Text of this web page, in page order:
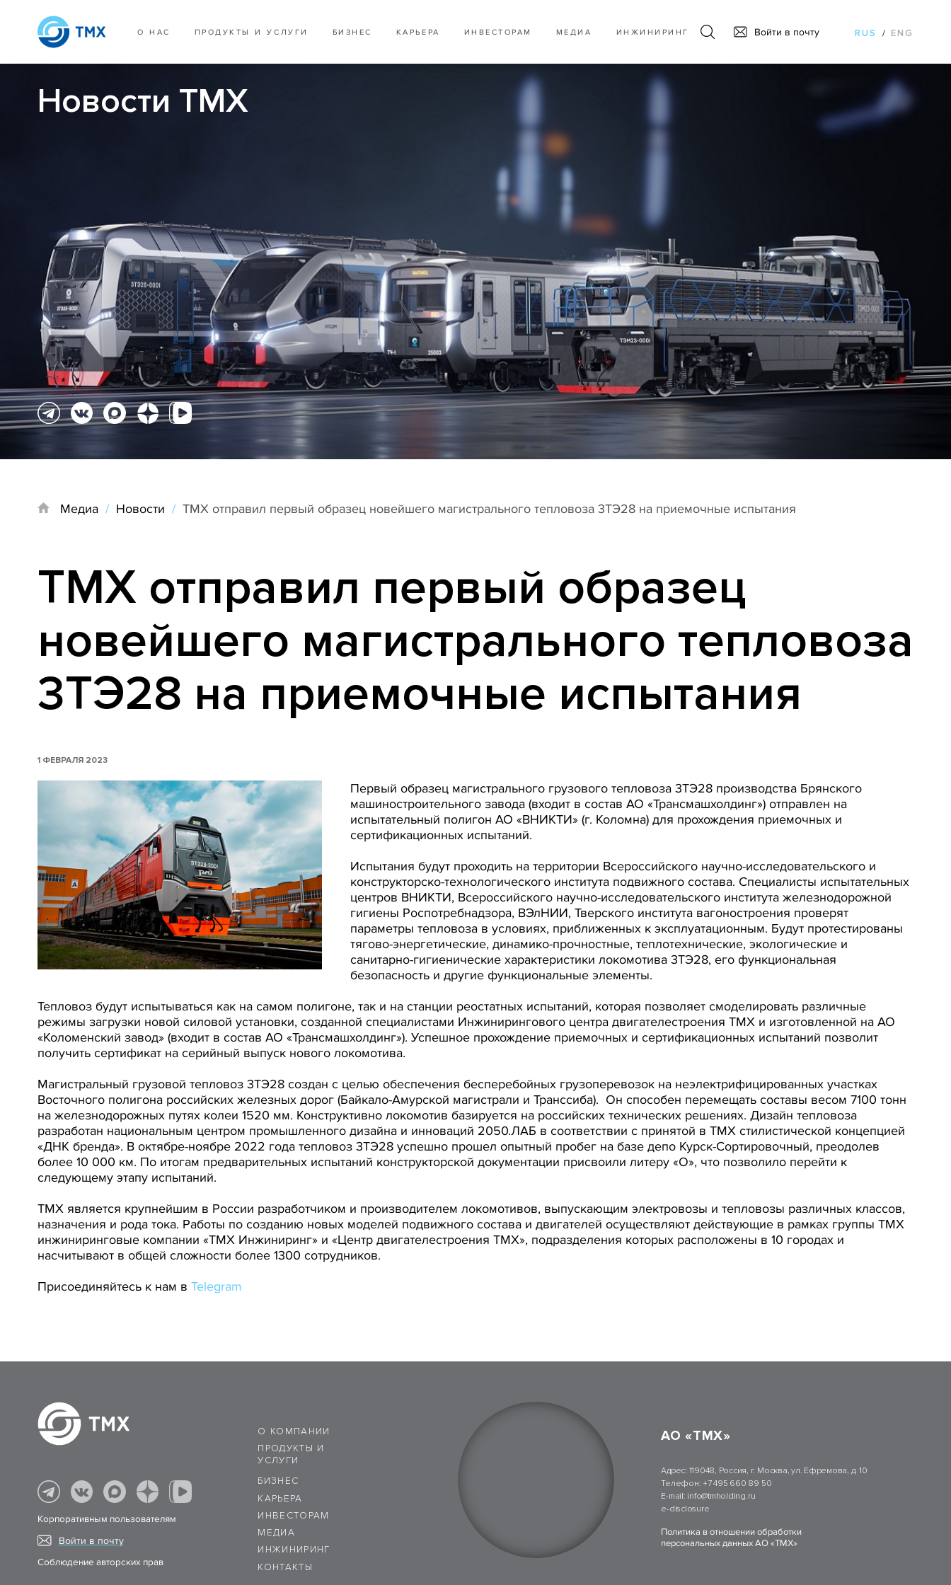
О НАС ПРОДУКТЫ И УСЛУГИ БИЗНЕС КАРЬЕРА ИНВЕСТОРАМ МЕДИА ИНЖИНИРИНГ Войти в почту RUS / ENG
Новости ТМХ
Медиа / Новости / ТМХ отправил первый образец новейшего магистрального тепловоза 3ТЭ28 на приемочные испытания
ТМХ отправил первый образец
новейшего магистрального тепловоза
3ТЭ28 на приемочные испытания
1 ФЕВРАЛЯ 2023
Первый образец магистрального грузового тепловоза 3ТЭ28 производства Брянского
машиностроительного завода (входит в состав АО «Трансмашхолдинг») отправлен на
испытательный полигон АО «ВНИКТИ» (г. Коломна) для прохождения приемочных и
сертификационных испытаний.
Испытания будут проходить на территории Всероссийского научно-исследовательского и
конструкторско-технологического института подвижного состава. Специалисты испытательных
центров ВНИКТИ, Всероссийского научно-исследовательского института железнодорожной
гигиены Роспотребнадзора, ВЭлНИИ, Тверского института вагоностроения проверят
параметры тепловоза в условиях, приближенных к эксплуатационным. Будут протестированы
тягово-энергетические, динамико-прочностные, теплотехнические, экологические и
санитарно-гигиенические характеристики локомотива 3ТЭ28, его функциональная
безопасность и другие функциональные элементы.
Тепловоз будут испытываться как на самом полигоне, так и на станции реостатных испытаний, которая позволяет смоделировать различные
режимы загрузки новой силовой установки, созданной специалистами Инжинирингового центра двигателестроения ТМХ и изготовленной на АО
«Коломенский завод» (входит в состав АО «Трансмашхолдинг»). Успешное прохождение приемочных и сертификационных испытаний позволит
получить сертификат на серийный выпуск нового локомотива.
Магистральный грузовой тепловоз 3ТЭ28 создан с целью обеспечения бесперебойных грузоперевозок на неэлектрифицированных участках
Восточного полигона российских железных дорог (Байкало-Амурской магистрали и Транссиба). Он способен перемещать составы весом 7100 тонн
на железнодорожных путях колеи 1520 мм. Конструктивно локомотив базируется на российских технических решениях. Дизайн тепловоза
разработан национальным центром промышленного дизайна и инноваций 2050.ЛАБ в соответствии с принятой в ТМХ стилистической концепцией
«ДНК бренда». В октябре-ноябре 2022 года тепловоз 3ТЭ28 успешно прошел опытный пробег на базе депо Курск-Сортировочный, преодолев
более 10 000 км. По итогам предварительных испытаний конструкторской документации присвоили литеру «О», что позволило перейти к
следующему этапу испытаний.
ТМХ является крупнейшим в России разработчиком и производителем локомотивов, выпускающим электровозы и тепловозы различных классов,
назначения и рода тока. Работы по созданию новых моделей подвижного состава и двигателей осуществляют действующие в рамках группы ТМХ
инжиниринговые компании «ТМХ Инжиниринг» и «Центр двигателестроения ТМХ», подразделения которых расположены в 10 городах и
насчитывают в общей сложности более 1300 сотрудников.
Присоединяйтесь к нам в Telegram
О КОМПАНИИ
ПРОДУКТЫ И
УСЛУГИ
БИЗНЕС
КАРЬЕРА
ИНВЕСТОРАМ
МЕДИА
ИНЖИНИРИНГ
КОНТАКТЫ
Корпоративным пользователям
Войти в почту
Соблюдение авторских прав
АО «ТМХ»
Адрес: 119048, Россия, г. Москва, ул. Ефремова, д. 10
Телефон: +7 495 660 89 50
E-mail: info@tmholding.ru
e-disclosure
Политика в отношении обработки
персональных данных АО «ТМХ»